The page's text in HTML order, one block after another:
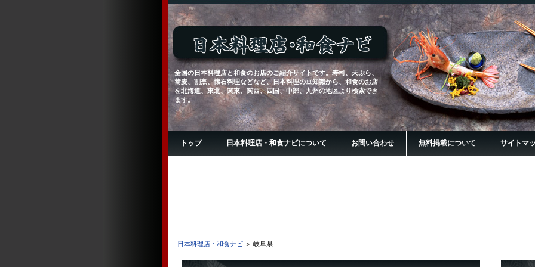
全国の日本料理店と和食のお店のご紹介サイトです。寿司、天ぷら、
蕎麦、割烹、懐石料理などなど、日本料理の豆知識から、和食のお店
を北海道、東北、関東、関西、四国、中部、九州の地区より検索でき
ます。
トップ 日本料理店・和食ナビについて お問い合わせ 無料掲載について サイトマ
日本料理店・和食ナビ ＞ 岐阜県